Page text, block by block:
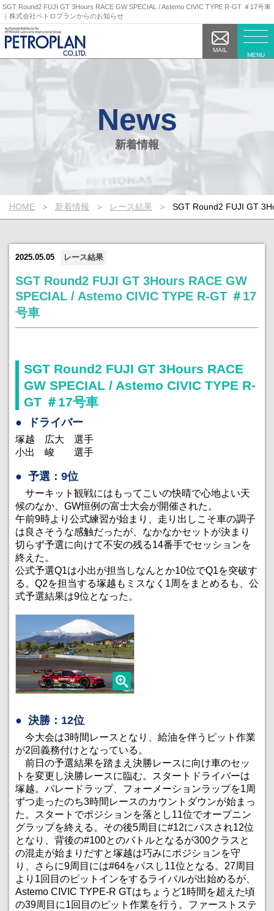
SGT Round2 FUJI GT 3Hours RACE GW SPECIAL / Astemo CIVIC TYPE R-GT ＃17号車
｜株式会社ペトロプランからのお知らせ
MENU
MAIL
新着情報
HOME 新着情報 レース結果 SGT Round2 FUJI GT
2025.05.05 レース結果
SGT Round2 FUJI GT 3Hours RACE GW
SPECIAL / Astemo CIVIC TYPE R-GT ＃17
号車
SGT Round2 FUJI GT 3Hours RACE
GW SPECIAL / Astemo CIVIC TYPE R-
GT ＃17号車
ドライバー
塚越 広大 選手
小出 峻 選手
予選：9位
サーキット観戦にはもってこいの快晴で心地よい天
候のなか、GW恒例の富士大会が開催された。
午前9時より公式練習が始まり、走り出しこそ車の調子
は良さそうな感触だったが、なかなかセットが決まり
切らず予選に向けて不安の残る14番手でセッションを
終えた。
公式予選Q1は小出が担当しなんとか10位でQ1を突破す
る。Q2を担当する塚越もミスなく1周をまとめるも、公
式予選結果は9位となった。
決勝：12位
今大会は3時間レースとなり、給油を伴うピット作業
が2回義務付けとなっている。
前日の予選結果を踏まえ決勝レースに向け車のセッ
トを変更し決勝レースに臨む。スタートドライバーは
塚越。パレードラップ、フォーメーションラップを1周
ずつ走ったのち3時間レースのカウントダウンが始まっ
た。スタートでポジションを落とし11位でオープニン
グラップを終える。その後5周目に#12にパスされ12位
となり、背後の#100とのバトルとなるが300クラスと
の混走が始まりだすと塚越は巧みにポジションを守
り、さらに9周目には#64をパスし11位となる。27周目
より1回目のピットインをするライバルが出始めるが、
Astemo CIVIC TYPE-R GTはちょうど1時間を超えた頃
の39周目に1回目のピット作業を行う。ファーストステ